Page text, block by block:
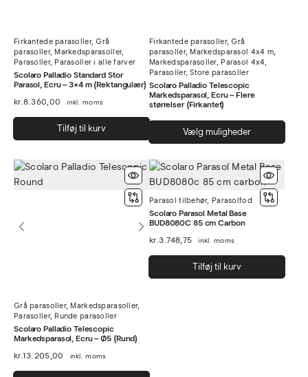
Firkantede parasoller, Grå
parasoller, Markedsparasoller,
Parasoller, Parasoller i alle farver
Scolaro Palladio Standard Stor
Parasol, Ecru – 3×4 m (Rektangulær)
kr.8.360,00 inkl. moms
Tilføj til kurv
Firkantede parasoller, Grå
parasoller, Markedsparasol 4x4 m,
Markedsparasoller, Parasol 4x4,
Parasoller,Store parasoller
Scolaro Palladio Telescopic
Markedsparasol, Ecru – Flere
størrelser (Firkantet)
Vælg muligheder
vare
Grå parasoller, Markedsparasoller,
Parasoller, Runde parasoller
Scolaro Palladio Telescopic
Markedsparasol, Ecru – Ø5 (Rund)
kr.13.205,00 inkl. moms
Parasol tilbehør, Parasolfod
Scolaro Parasol Metal Base
BUD8080C 85 cm Carbon
kr.3.748,75 inkl. moms
Tilføj til kurv